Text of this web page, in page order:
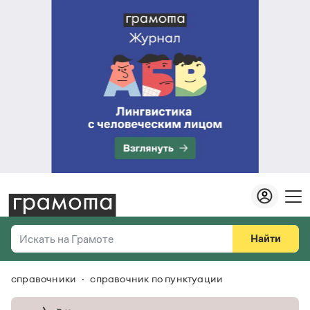
Искать на Грамоте
Справочная служба
Найти
Везде
справочники справочник по пунктуации